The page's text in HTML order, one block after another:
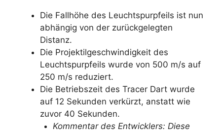
Die Fallhöhe des Leuchtspurpfeils ist nun
abhängig von der zurückgelegten
Distanz.
Die Projektilgeschwindigkeit des
Leuchtspurpfeils wurde von 500 m/s auf
250 m/s reduziert.
Die Betriebszeit des Tracer Dart wurde
auf 12 Sekunden verkürzt, anstatt wie
zuvor 40 Sekunden.
Kommentar des Entwicklers: Diese